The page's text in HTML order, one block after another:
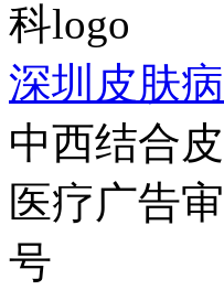
深圳皮肤
中西结合
医疗广告
号